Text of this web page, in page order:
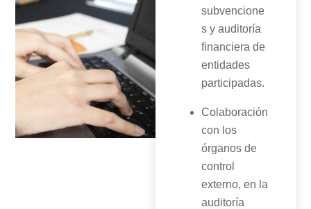
subvencione
s y auditoría
financiera de
entidades
participadas.
Colaboración
con los
órganos de
control
externo, en la
auditoría